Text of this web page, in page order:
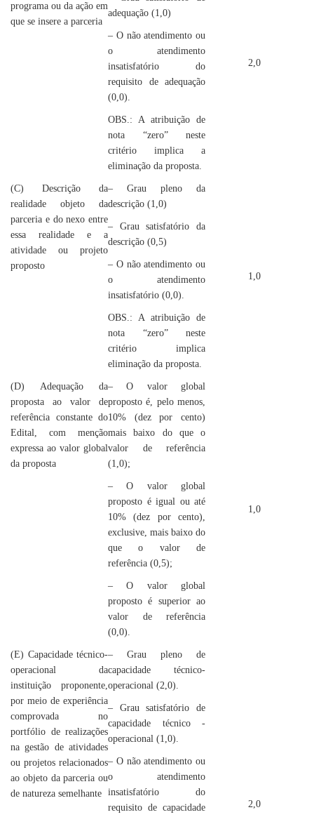
programa ou da ação em
que se insere a parceria
adequação (1,0)
– O não atendimento ou
o atendimento
insatisfatório do
requisito de adequação
(0,0).
OBS.: A atribuição de
nota “zero” neste
critério implica a
eliminação da proposta.
2,0
(C) Descrição da
realidade objeto da
parceria e do nexo entre
essa realidade e a
atividade ou projeto
proposto
– Grau pleno da
descrição (1,0)
– Grau satisfatório da
descrição (0,5)
– O não atendimento ou
o atendimento
insatisfatório (0,0).
OBS.: A atribuição de
nota “zero” neste
critério implica
eliminação da proposta.
1,0
(D) Adequação da
proposta ao valor de
referência constante do
Edital, com menção
expressa ao valor global
da proposta
– O valor global
proposto é, pelo menos,
10% (dez por cento)
mais baixo do que o
valor de referência
(1,0);
– O valor global
proposto é igual ou até
10% (dez por cento),
exclusive, mais baixo do
que o valor de
referência (0,5);
– O valor global
proposto é superior ao
valor de referência
(0,0).
1,0
(E) Capacidade técnico-
operacional da
instituição proponente,
por meio de experiência
comprovada no
portfólio de realizações
na gestão de atividades
ou projetos relacionados
ao objeto da parceria ou
de natureza semelhante
– Grau pleno de
capacidade técnico-
operacional (2,0).
– Grau satisfatório de
capacidade técnico -
operacional (1,0).
– O não atendimento ou
o atendimento
insatisfatório do
requisito de capacidade
2,0